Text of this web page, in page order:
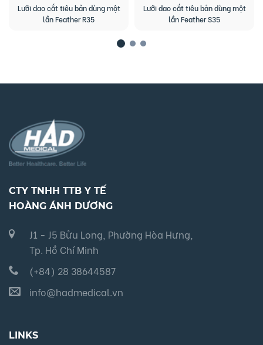
Lưỡi dao cắt tiêu bản dùng một
lần Feather R35
Lưỡi dao cắt tiêu bản dùng một
lần Feather S35
CTY TNHH TTB Y TẾ
HOÀNG ÁNH DƯƠNG
J1 - J5 Bửu Long, Phường Hòa Hưng,
Tp. Hồ Chí Minh
(+84) 28 38644587
info@hadmedical.vn
LINKS